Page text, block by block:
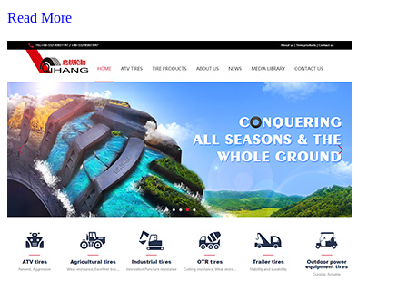
Read More